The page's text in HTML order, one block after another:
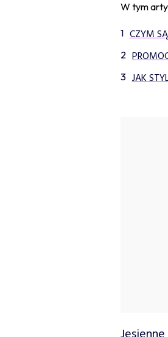
W tym
CZYM
JAK